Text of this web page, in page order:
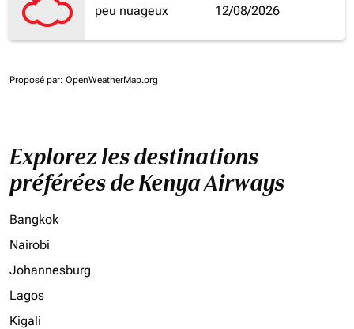
peu nuageux
12/08/2026
Proposé par: OpenWeatherMap.org
Explorez les destinations
préférées de Kenya Airways
Bangkok
Nairobi
Johannesburg
Lagos
Kigali